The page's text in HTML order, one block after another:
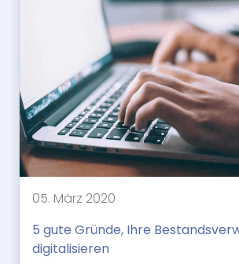
05. März 2020
5 gute Gründe, Ihre
digitalisieren